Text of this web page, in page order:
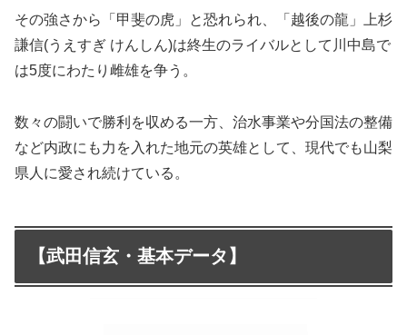
その強さから「甲斐の虎」と恐れられ、「越後の龍」上杉
謙信(うえすぎ けんしん)は終生のライバルとして川中島で
は5度にわたり雌雄を争う。
数々の闘いで勝利を収める一方、治水事業や分国法の整備
など内政にも力を入れた地元の英雄として、現代でも山梨
県人に愛され続けている。
【武田信玄・基本データ】